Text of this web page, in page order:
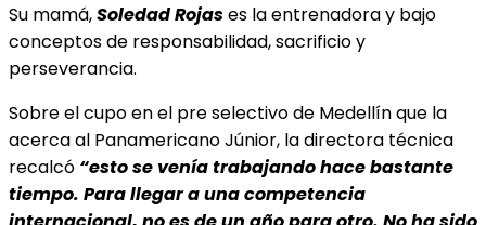
Su mamá,Soledad Rojases la entrenadora y bajo
conceptos de responsabilidad, sacrificio y
perseverancia.
Sobre el cupo en el pre selectivo de Medellín que la
acerca al Panamericano Júnior, la directora técnica
recalcó “esto se venía trabajando hace bastante
tiempo. Para llegar a una competencia